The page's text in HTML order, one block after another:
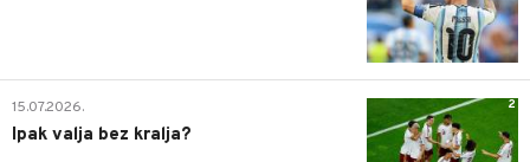
2
15.07.2026.
Ipak valja bez kralja?